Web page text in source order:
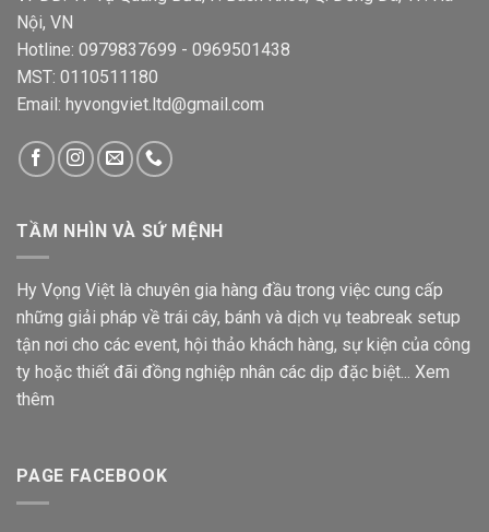
Nội, VN
Hotline: 0979837699 - 0969501438
MST: 0110511180
Email: hyvongviet.ltd@gmail.com
TẦM NHÌN VÀ SỨ MỆNH
Hy Vọng Việt là chuyên gia hàng đầu trong việc cung cấp
những giải pháp về trái cây, bánh và dịch vụ teabreak setup
tận nơi cho các event, hội thảo khách hàng, sự kiện của công
ty hoặc thiết đãi đồng nghiệp nhân các dịp đặc biệt... Xem
thêm
PAGE FACEBOOK